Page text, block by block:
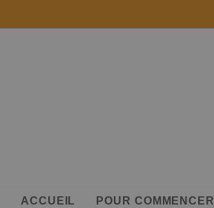
ACCUEIL POUR COMMENCER